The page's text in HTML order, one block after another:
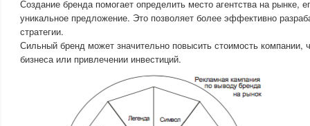
Создание бренда помогает определить место агентства на рынке,
уникальное предложение. Это позволяет более эффективно
стратегии.
Сильный бренд может значительно повысить стоимость компании,
бизнеса или привлечении инвестиций.